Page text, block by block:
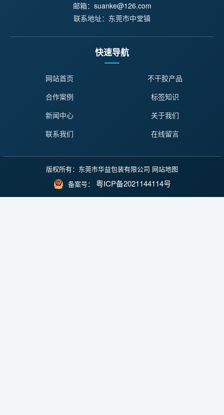
邮箱： suanke@126.com
联系地址：东莞市中堂镇
快速导航
网站首页
不干胶产品
合作案例
标签知识
新闻中心
关于我们
联系我们
在线留言
版权所有：东莞市华益包装有限公司 网站地图
备案号： 粤ICP备2021144114号